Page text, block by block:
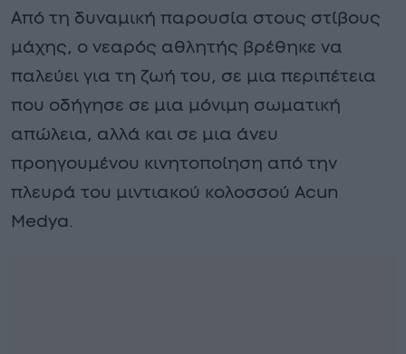
Από τη δυναμική παρουσία στους στίβους
μάχης, ο νεαρός αθλητής βρέθηκε να
παλεύει για τη ζωή του, σε μια περιπέτεια
που οδήγησε σε μια μόνιμη σωματική
απώλεια, αλλά και σε μια άνευ
προηγουμένου κινητοποίηση από την
πλευρά του μιντιακού κολοσσού Acun
Medya.